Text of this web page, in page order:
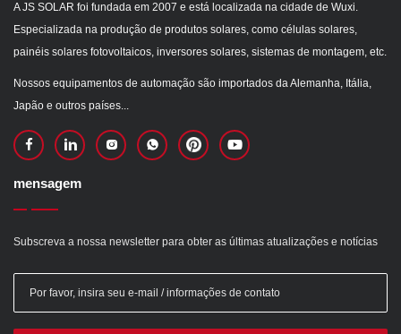
A JS SOLAR foi fundada em 2007 e está localizada na cidade de Wuxi.
Especializada na produção de produtos solares, como células solares,
painéis solares fotovoltaicos, inversores solares, sistemas de montagem, etc.
Nossos equipamentos de automação são importados da Alemanha, Itália,
Japão e outros países...
mensagem
Subscreva a nossa newsletter para obter as últimas atualizações e notícias